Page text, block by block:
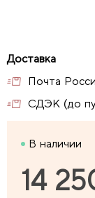
Почта
СДЭК (до
В наличии
14